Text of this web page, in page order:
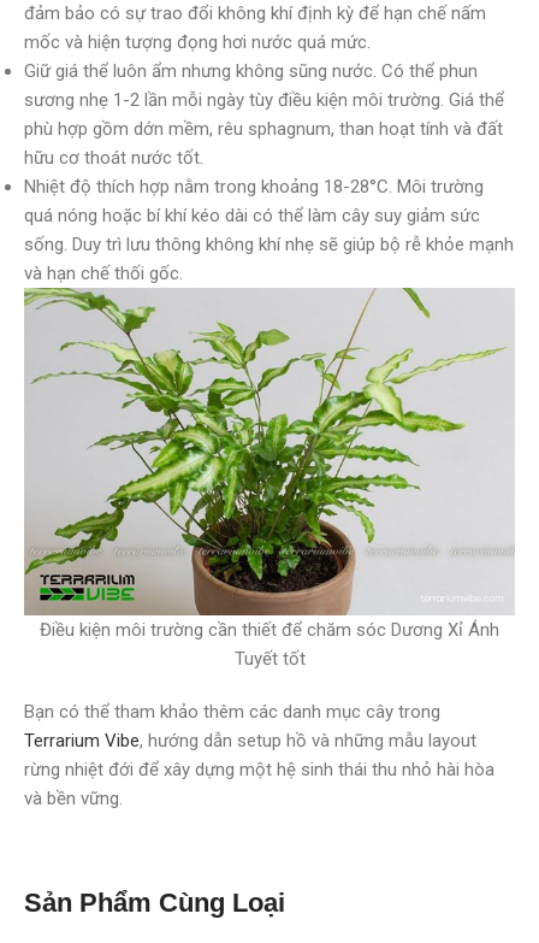
đảm bảo có sự trao đổi không khí định kỳ để hạn chế nấm
mốc và hiện tượng đọng hơi nước quá mức.
Giữ giá thể luôn ẩm nhưng không sũng nước. Có thể phun
sương nhẹ 1-2 lần mỗi ngày tùy điều kiện môi trường. Giá thể
phù hợp gồm dớn mềm, rêu sphagnum, than hoạt tính và đất
hữu cơ thoát nước tốt.
Nhiệt độ thích hợp nằm trong khoảng 18-28°C. Môi trường
quá nóng hoặc bí khí kéo dài có thể làm cây suy giảm sức
sống. Duy trì lưu thông không khí nhẹ sẽ giúp bộ rễ khỏe mạnh
và hạn chế thối gốc.
Điều kiện môi trường cần thiết để chăm sóc Dương Xỉ Ánh
Tuyết tốt
Bạn có thể tham khảo thêm các danh mục cây trong
Terrarium Vibe, hướng dẫn setup hồ và những mẫu layout
rừng nhiệt đới để xây dựng một hệ sinh thái thu nhỏ hài hòa
và bền vững.
Sản Phẩm Cùng Loại